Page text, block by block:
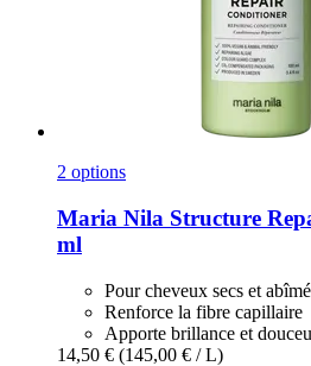
2 options
Maria Nila Structure
ml
Pour cheveux secs et
Renforce la fibre capillaire
Apporte brillance et
14,50 € (145,00 € / L)